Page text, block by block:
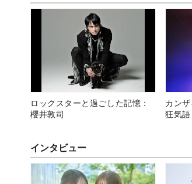
ロックスターと過ごした記憶：
櫻井敦司
カン
狂気語
インタビュー